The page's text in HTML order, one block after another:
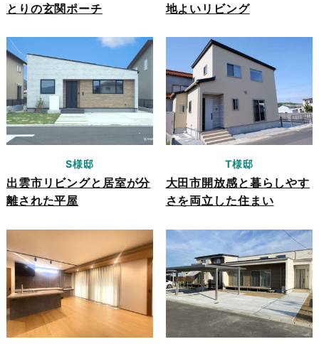
とりの玄関ポーチ
地よいリビング
S様邸
出雲市リビングと居室が分
離された平屋
T様邸
大田市開放感と暮らしやす
さを両立した住まい